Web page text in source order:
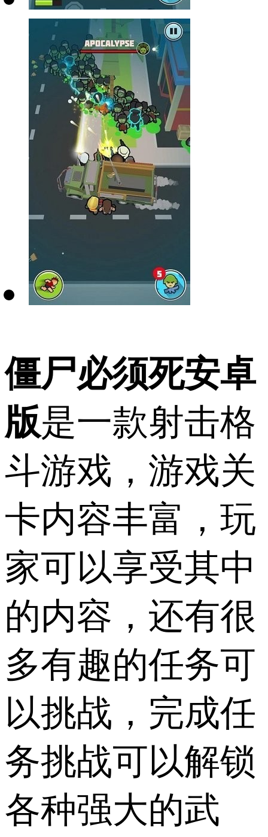
僵尸必须死安卓
版是一款射击格
斗游戏，游戏关
卡内容丰富，玩
家可以享受其中
的内容，还有很
多有趣的任务可
以挑战，完成任
务挑战可以解锁
各种强大的武